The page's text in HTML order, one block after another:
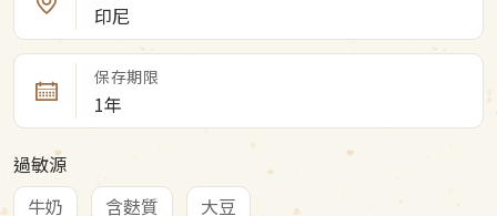
印尼
保存期限
1年
過敏源
牛奶
含麩質 大豆